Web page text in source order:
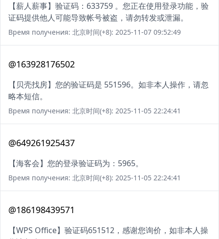
【薪人薪事】验证码：633759 。您正在使用登录功能，验
证码提供他人可能导致帐号被盗，请勿转发或泄漏。
Время получения: 北京时间(+8): 2025-11-07 09:52:49
@163928176502
【贝壳找房】您的验证码是 551596。如非本人操作，请忽
略本短信。
Время получения: 北京时间(+8): 2025-11-05 22:24:41
@649261925437
【海客会】您的登录验证码为：5965。
Время получения: 北京时间(+8): 2025-11-05 22:24:41
@186198439571
【WPS Office】验证码651512，感谢您询价，如非本人操